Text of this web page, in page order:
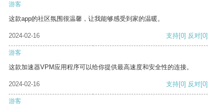
游客
这款app的社区氛围很温馨，让我能够感受到家的温暖。
2024-02-16 支持[0] 反对[0]
游客
这款加速器VPM应用程序可以给你提供最高速度和安全性的连接。
2024-02-16 支持[0] 反对[0]
游客